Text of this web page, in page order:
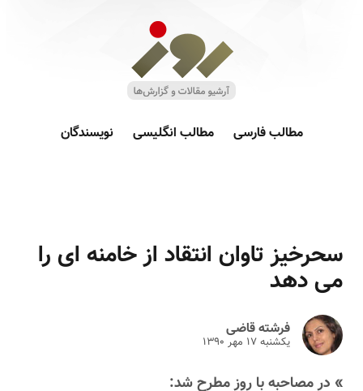
مطالب فارسی مطالب انگلیسی نویسندگان
سحرخیز تاوان انتقاد از خامنه ای را
می دهد
فرشته قاضی
یکشنبه ۱۷ مهر ۱۳۹۰
» در مصاحبه با روز مطرح شد: